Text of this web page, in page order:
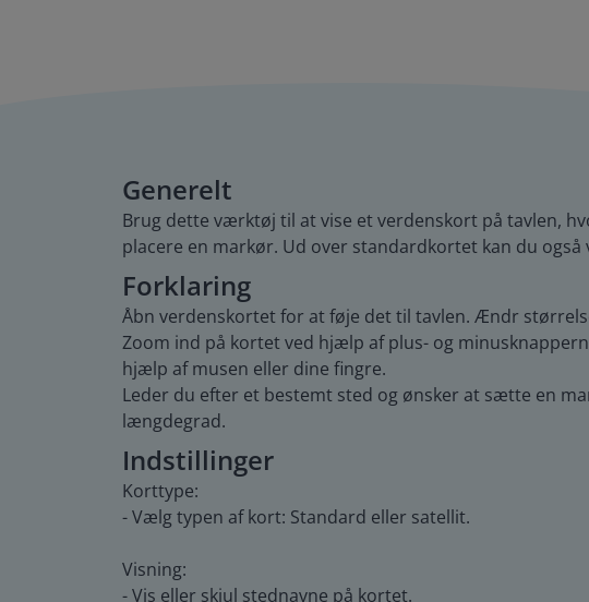
Generelt
Brug dette værktøj til at vise et verdenskort på tavlen,
placere en markør. Ud over standardkortet kan du
Forklaring
Åbn verdenskortet for at føje det til tavlen. Ændr
Zoom ind på kortet ved hjælp af plus- og
hjælp af musen eller dine fingre.
Leder du efter et bestemt sted og ønsker at sætte en
længdegrad.
Indstillinger
Korttype:
- Vælg typen af kort: Standard eller satellit.
Visning:
- Vis eller skjul stednavne på kortet.